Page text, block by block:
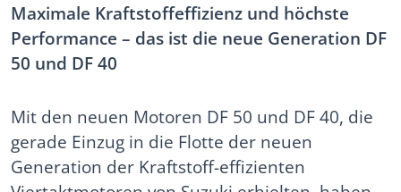
Maximale Kraftstoffeffizienz und höchste
Performance – das ist die neue Generation DF
50 und DF 40
Mit den neuen Motoren DF 50 und DF 40, die
gerade Einzug in die Flotte der neuen
Generation der Kraftstoff-effizienten